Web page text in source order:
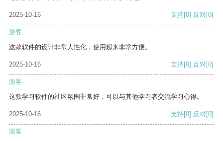
2025-10-16 支持[0] 反对[0]
游客
这款软件的设计非常人性化，使用起来非常方便。
2025-10-16 支持[0] 反对[0]
游客
这款学习软件的社区氛围非常好，可以与其他学习者交流学习心得。
2025-10-16 支持[0] 反对[0]
游客